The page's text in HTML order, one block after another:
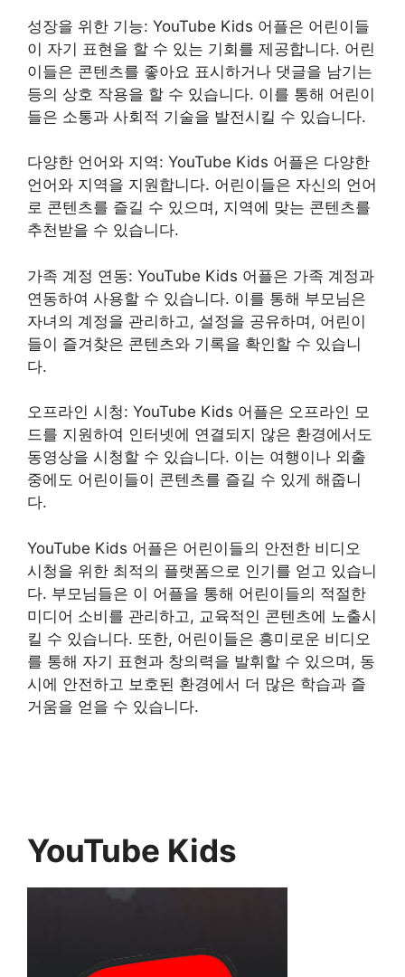
성장을 위한 기능: YouTube Kids 어플은 어린이들
이 자기 표현을 할 수 있는 기회를 제공합니다. 어린
이들은 콘텐츠를 좋아요 표시하거나 댓글을 남기는
등의 상호 작용을 할 수 있습니다. 이를 통해 어린이
들은 소통과 사회적 기술을 발전시킬 수 있습니다.
다양한 언어와 지역: YouTube Kids 어플은 다양한
언어와 지역을 지원합니다. 어린이들은 자신의 언어
로 콘텐츠를 즐길 수 있으며, 지역에 맞는 콘텐츠를
추천받을 수 있습니다.
가족 계정 연동: YouTube Kids 어플은 가족 계정과
연동하여 사용할 수 있습니다. 이를 통해 부모님은
자녀의 계정을 관리하고, 설정을 공유하며, 어린이
들이 즐겨찾은 콘텐츠와 기록을 확인할 수 있습니
다.
오프라인 시청: YouTube Kids 어플은 오프라인 모
드를 지원하여 인터넷에 연결되지 않은 환경에서도
동영상을 시청할 수 있습니다. 이는 여행이나 외출
중에도 어린이들이 콘텐츠를 즐길 수 있게 해줍니
다.
YouTube Kids 어플은 어린이들의 안전한 비디오
시청을 위한 최적의 플랫폼으로 인기를 얻고 있습니
다. 부모님들은 이 어플을 통해 어린이들의 적절한
미디어 소비를 관리하고, 교육적인 콘텐츠에 노출시
킬 수 있습니다. 또한, 어린이들은 흥미로운 비디오
를 통해 자기 표현과 창의력을 발휘할 수 있으며, 동
시에 안전하고 보호된 환경에서 더 많은 학습과 즐
거움을 얻을 수 있습니다.
YouTube Kids